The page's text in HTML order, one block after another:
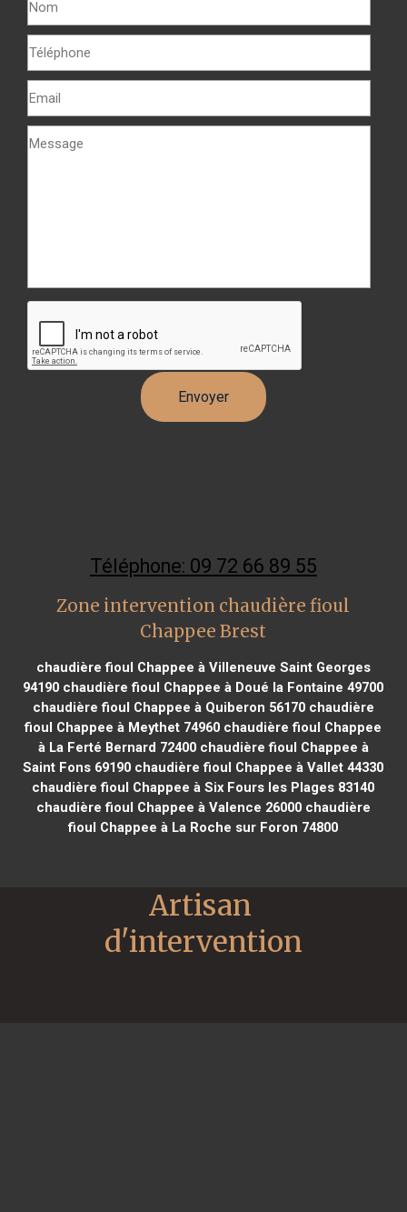
Téléphone: 09 72 66 89 55
Zone intervention chaudière fioul
Chappee Brest
chaudière fioul Chappee à Villeneuve Saint Georges
94190 chaudière fioul Chappee à Doué la Fontaine 49700
chaudière fioul Chappee à Quiberon 56170chaudière
fioul Chappee à Meythet 74960 chaudière fioul Chappee
à La Ferté Bernard 72400chaudière fioul Chappee à
Saint Fons 69190 chaudière fioul Chappee à Vallet 44330
chaudière fioul Chappee à Six Fours les Plages 83140
chaudière fioul Chappee à Valence 26000chaudière
fioul Chappee à La Roche sur Foron 74800
Artisan
d'intervention